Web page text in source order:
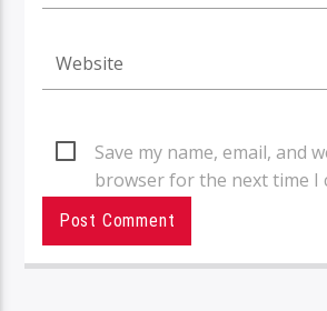
Save my name, email, and
browser for the next time I